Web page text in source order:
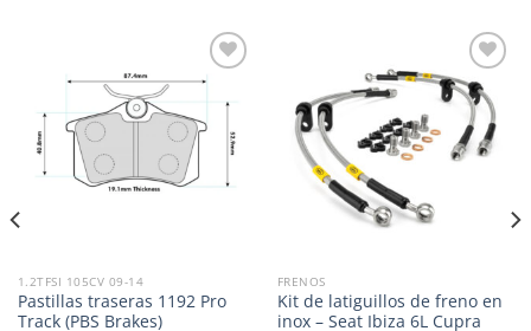
Añadir
a la
lista de
deseos
1.2TFSI 105CV 09-14
Pastillas traseras 1192 Pro
Track (PBS Brakes)
Añadir
a la
lista de
deseos
FRENOS
Kit de latiguillos de freno en
inox – Seat Ibiza 6L Cupra